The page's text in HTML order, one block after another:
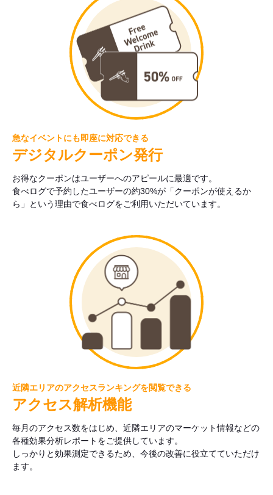
急なイベントにも即座に対応できる
デジタルクーポン発行
お得なクーポンはユーザーへのアピールに最適です。
食べログで予約したユーザーの約30%が「クーポンが使えるか
ら」という理由で食べログをご利用いただいています。
近隣エリアのアクセスランキングを閲覧できる
アクセス解析機能
毎月のアクセス数をはじめ、近隣エリアのマーケット情報などの
各種効果分析レポートをご提供しています。
しっかりと効果測定できるため、今後の改善に役立てていただけ
ます。